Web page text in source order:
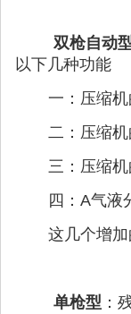
双枪自动
以下几种功能
一：压缩
二：压缩
三：压缩机
四：A气液
这几个增
单枪型 ：